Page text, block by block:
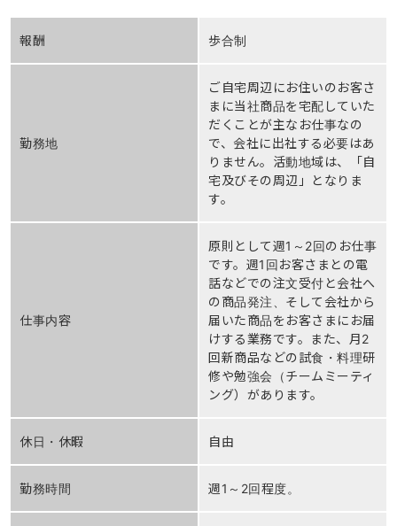
報酬 歩合制
勤務地
ご自宅周辺にお住いのお客さ
まに当社商品を宅配していた
だくことが主なお仕事なの
で、会社に出社する必要はあ
りません。活動地域は、「自
宅及びその周辺」となりま
す。
仕事内容
原則として週1～2回のお仕事
です。週1回お客さまとの電
話などでの注文受付と会社へ
の商品発注、そして会社から
届いた商品をお客さまにお届
けする業務です。また、月2
回新商品などの試食・料理研
修や勉強会（チームミーティ
ング）があります。
休日・休暇 自由
勤務時間 週1～2回程度。